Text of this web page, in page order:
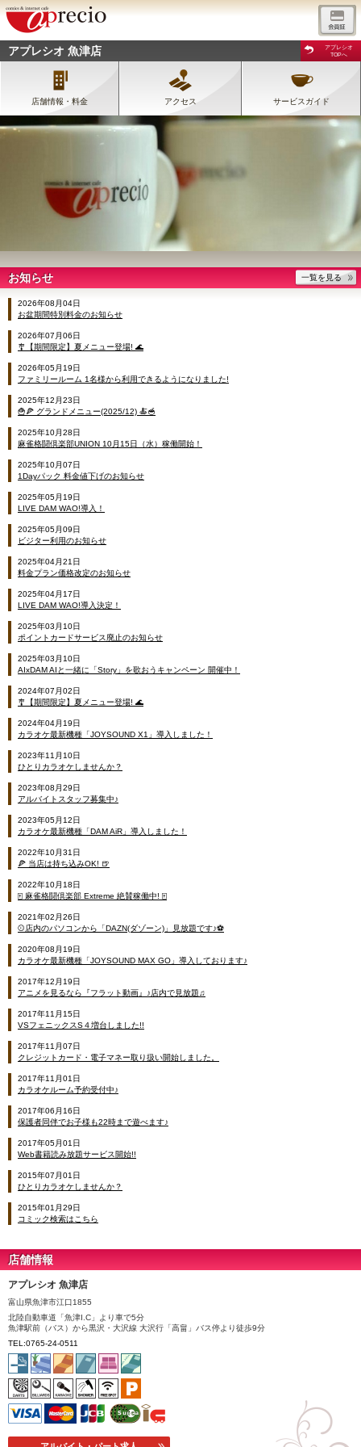
アプレシオ 魚津店
アプレシオ
TOPへ
店舗情報・料金 アクセス サービスガイド
お知らせ 一覧を見る
2026年08月04日
お盆期間特別料金のお知らせ
2026年07月06日
🎐【期間限定】夏メニュー登場! 🌊
2026年05月19日
ファミリールーム 1名様から利用できるようになりました!
2025年12月23日
🍟🍕 グランドメニュー(2025/12) 🍝🥣
2025年10月28日
麻雀格闘倶楽部UNION 10月15日（水）稼働開始！
2025年10月07日
1Dayパック 料金値下げのお知らせ
2025年05月19日
LIVE DAM WAO!導入！
2025年05月09日
ビジター利用のお知らせ
2025年04月21日
料金プラン価格改定のお知らせ
2025年04月17日
LIVE DAM WAO!導入決定！
2025年03月10日
ポイントカードサービス廃止のお知らせ
2025年03月10日
AIxDAM AIと一緒に「Story」を歌おうキャンペーン 開催中！
2024年07月02日
🎐【期間限定】夏メニュー登場! 🌊
2024年04月19日
カラオケ最新機種「JOYSOUND X1」導入しました！
2023年11月10日
ひとりカラオケしませんか？
2023年08月29日
アルバイトスタッフ募集中♪
2023年05月12日
カラオケ最新機種「DAM AiR」導入しました！
2022年10月31日
🍕 当店は持ち込みOK! 🍺
2022年10月18日
🀄 麻雀格闘倶楽部 Extreme 絶賛稼働中! 🀄
2021年02月26日
⚾店内のパソコンから「DAZN(ダゾーン)」見放題です♪⚽
2020年08月19日
カラオケ最新機種「JOYSOUND MAX GO」導入しております♪
2017年12月19日
アニメを見るなら『フラット動画』♪店内で見放題♫
2017年11月15日
VSフェニックスS４増台しました!!
2017年11月07日
クレジットカード・電子マネー取り扱い開始しました。
2017年11月01日
カラオケルーム予約受付中♪
2017年06月16日
保護者同伴でお子様も22時まで遊べます♪
2017年05月01日
Web書籍読み放題サービス開始!!
2015年07月01日
ひとりカラオケしませんか？
2015年01月29日
コミック検索はこちら
店舗情報
アプレシオ 魚津店
富山県魚津市江口1855
北陸自動車道「魚津I.C」より車で5分
魚津駅前（バス）から黒沢・大沢線 大沢行「高畠」バス停より徒歩9分
TEL:0765-24-0511